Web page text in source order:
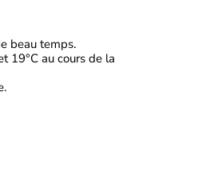
beau temps.
19°C au cours de la